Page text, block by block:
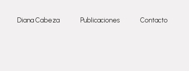
Diana Cabeza Publicaciones Contacto